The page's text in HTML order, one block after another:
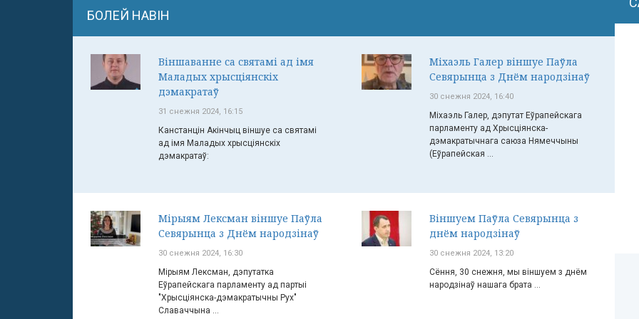
БОЛЕЙ НАВІН
Віншаванне са святамі ад імя
Маладых хрысціянскіх
дэмакратаў
31 снежня 2024, 16:15
Канстанцін Акінчыц віншуе са святамі
ад імя Маладых хрысціянскіх
дэмакратаў:
Міхаэль Галер віншуе Паўла
Севярынца з Днём народзінаў
30 снежня 2024, 16:40
Міхаэль Галер, дэпутат Еўрапейскага
парламенту ад Хрысціянска-
дэмакратычнага саюза Нямеччыны
(Еўрапейская ...
Мірыям Лексман віншуе Паўла
Севярынца з Днём народзінаў
30 снежня 2024, 16:30
Мірыям Лексман, дэпутатка
Еўрапейскага парламенту ад партыі
"Хрысціянска-дэмакратычны Рух"
Славаччына ...
Віншуем Паўла Севярынца з
днём народзінаў
30 снежня 2024, 13:20
Сёння, 30 снежня, мы віншуем з днём
народзінаў нашага брата ...